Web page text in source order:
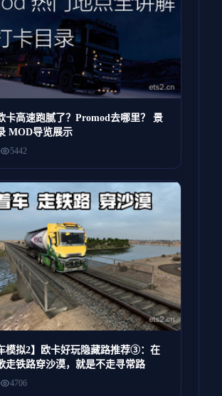
卡高速跑腻了？Promod去哪里？ 景
MOD导览展示
5442
模拟2】欧卡好玩隐藏路推荐③：在
走铁路穿沙漠，就是不走寻常路
4706